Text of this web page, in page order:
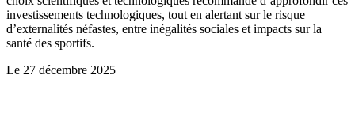
investissements technologiques, tout en alertant sur le risque
d’externalités néfastes, entre inégalités sociales et impacts sur la
santé des sportifs.
Le 27 décembre 2025